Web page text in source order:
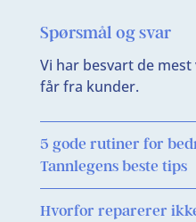
Spørsmål og svar
Vi har besvart de
får fra kunder.
5 gode rutiner for
Tannlegens beste tips
Hvorfor reparerer